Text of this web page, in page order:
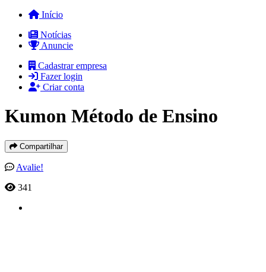
Início
Notícias
Anuncie
Cadastrar empresa
Fazer login
Criar conta
Kumon Método de Ensino
Compartilhar
Avalie!
341